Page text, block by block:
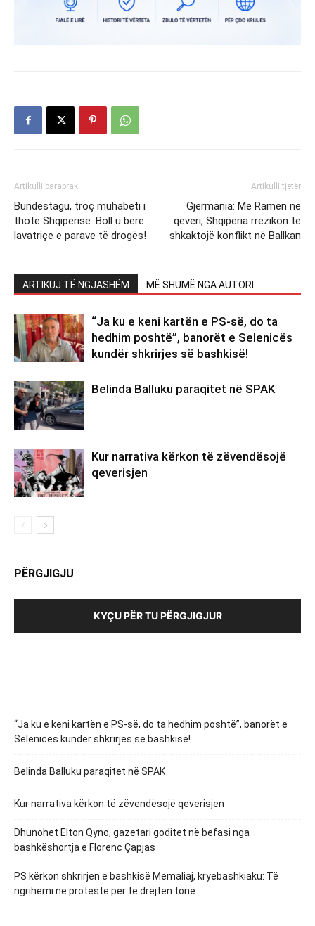
Artikulli paraprak
Bundestagu, troç muhabeti i
thotë Shqipërisë: Boll u bërë
lavatriçe e parave të drogës!
Artikulli tjetër
Gjermania: Me Ramën në
qeveri, Shqipëria rrezikon të
shkaktojë konflikt në Ballkan
ARTIKUJ TË NGJASHËM MË SHUMË NGA AUTORI
“Ja ku e keni kartën e PS-së, do ta
hedhim poshtë”, banorët e Selenicës
kundër shkrirjes së bashkisë!
Belinda Balluku paraqitet në SPAK
Kur narrativa kërkon të zëvendësojë
qeverisjen
PËRGJIGJU
KYÇU PËR TU PËRGJIGJUR
“Ja ku e keni kartën e PS-së, do ta hedhim poshtë”, banorët e
Selenicës kundër shkrirjes së bashkisë!
Belinda Balluku paraqitet në SPAK
Kur narrativa kërkon të zëvendësojë qeverisjen
Dhunohet Elton Qyno, gazetari goditet në befasi nga
bashkëshortja e Florenc Çapjas
PS kërkon shkrirjen e bashkisë Memaliaj, kryebashkiaku: Të
ngrihemi në protestë për të drejtën tonë